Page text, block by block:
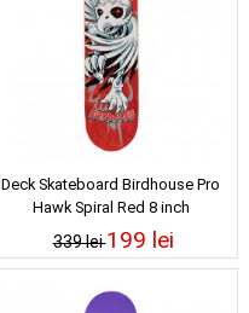
Deck Skateboard Birdhouse Pro
Hawk Spiral Red 8 inch
339 lei199 lei